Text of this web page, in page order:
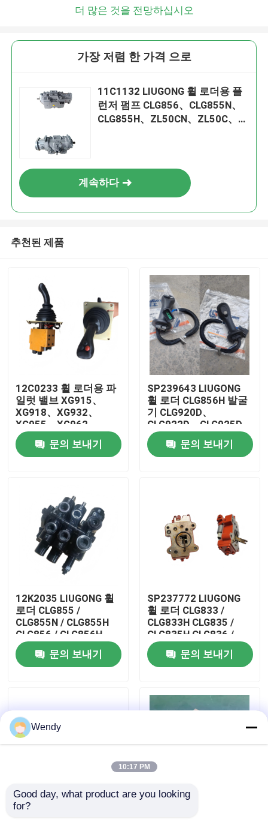
제품
화면
우리에 대하여
공장 여행
품질 관리
연락주세요
뉴스
더 많은 것을 전망하십시오
가장 저렴 한 가격 으로
11C1132 LIUGONG 휠 로더용 플
런저 펌프 CLG856、CLG855N、
CLG855H、ZL50CN、ZL50C、
계속하다
추천된 제품
12C0233 휠 로더용 파
일럿 밸브 XG915、
XG918、XG932、
XG955、XG962、
XG982 예비 부품
문의 보내기
SP239643 LIUGONG
휠 로더 CLG856H 발굴
기 CLG920D、
CLG922D、CLG925D
CLG933E、CLG936D、
CLG939E문의 보내기
12K2035 LIUGONG 휠
로더 CLG855 /
CLG855N / CLG855H
CLG856 / CLG856H
CLG50CN / CLG50C를
위한 다중 방향 밸브
문의 보내기
SP237772 LIUGONG
휠 로더 CLG833 /
CLG833H CLG835 /
CLG835H CLG836 /
CLG836H ZL30E /
ZL30F에 대한 제어 밸
브 조립
문의 보내기
SP161058 류건 휠 로
Wendy
10:17 PM
Good day, what product are you looking
for?